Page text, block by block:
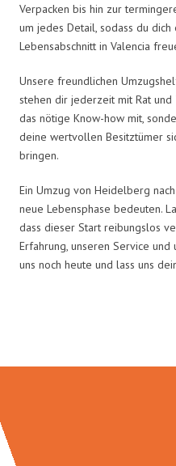
Verpacken bis hin zur
um jedes Detail, sodass du
Lebensabschnitt in Valencia
Unsere freundlichen
stehen dir jederzeit mit Rat
das nötige Know-how mit,
deine wertvollen Besitztümer
bringen.
Ein Umzug von Heidelberg
neue Lebensphase bedeuten.
dass dieser Start reibungslos
Erfahrung, unseren Service
uns noch heute und lass uns